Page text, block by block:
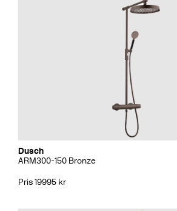
Dusch
ARM300-150 Bronze
Pris 19995 kr